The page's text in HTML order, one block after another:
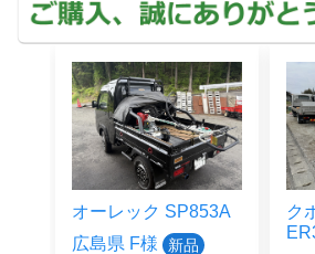
オーレック SP853A
広島県 F様
新品
ク